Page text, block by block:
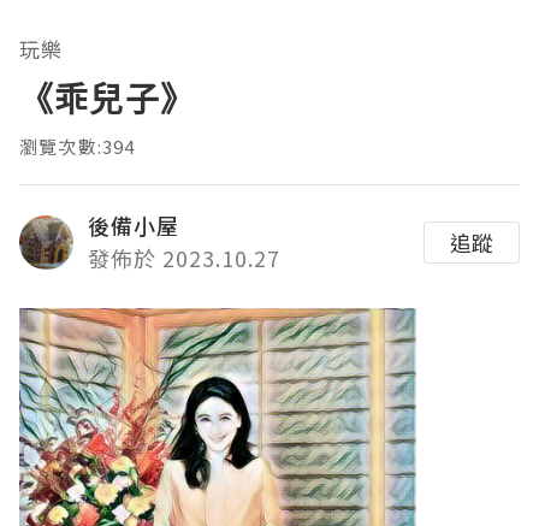
玩樂
《乖兒子》
瀏覽次數:394
後備小屋
發佈於 2023.10.27
追蹤